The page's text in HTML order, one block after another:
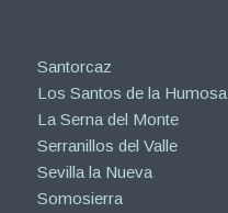
Santorcaz
Los Santos de la Humosa
La Serna del Monte
Serranillos del Valle
Sevilla la Nueva
Somosierra